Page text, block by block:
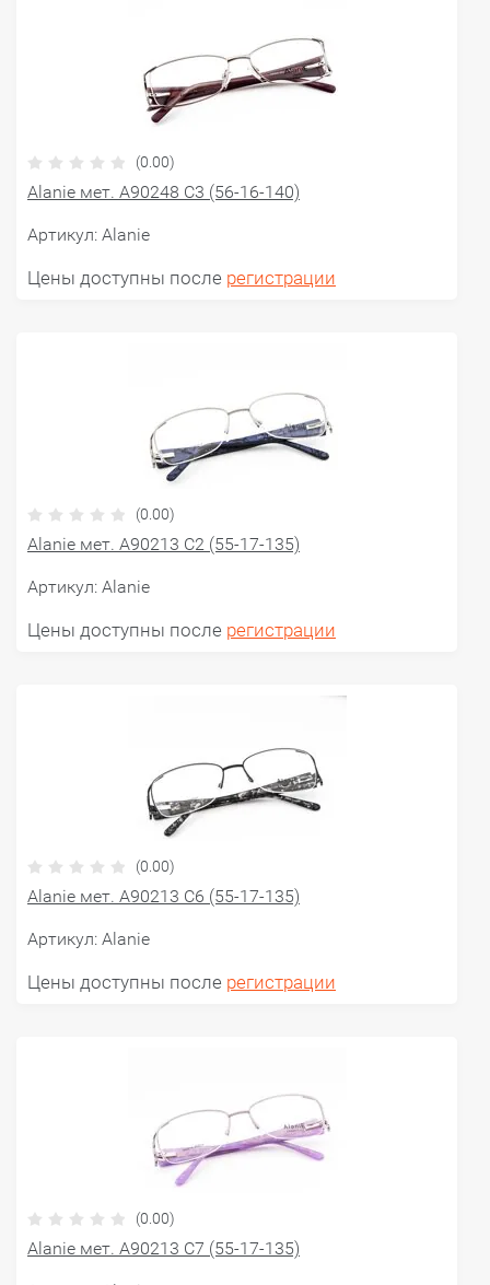
(0.00)
Alanie мет. A90248 C3 (56-16-140)
Артикул: Alanie
Цены доступны после регистрации
(0.00)
Alanie мет. A90213 С2 (55-17-135)
Артикул: Alanie
Цены доступны после регистрации
(0.00)
Alanie мет. A90213 С6 (55-17-135)
Артикул: Alanie
Цены доступны после регистрации
(0.00)
Alanie мет. A90213 С7 (55-17-135)